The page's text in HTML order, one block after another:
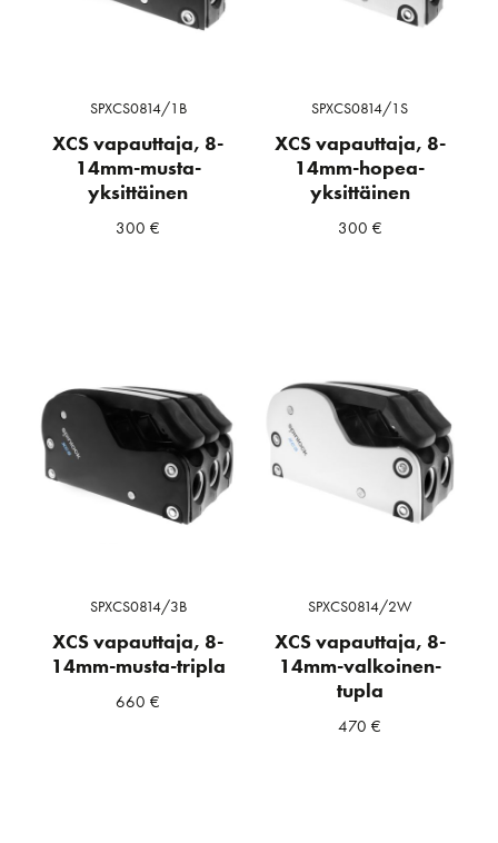
SPXCS0814/1B
XCS vapauttaja, 8-
14mm-musta-
yksittäinen
300€
SPXCS0814/1S
XCS vapauttaja, 8-
14mm-hopea-
yksittäinen
300 €
SPXCS0814/3B
XCS vapauttaja, 8-
14mm-musta-tripla
660€
SPXCS0814/2W
XCS vapauttaja, 8-
14mm-valkoinen-
tupla
470€